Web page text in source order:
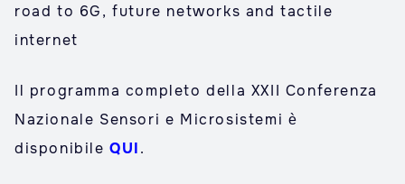
road to 6G, future networks and tactile
internet
Il programma completo della XXII Conferenza
Nazionale Sensori e Microsistemi è
disponibileQUI.